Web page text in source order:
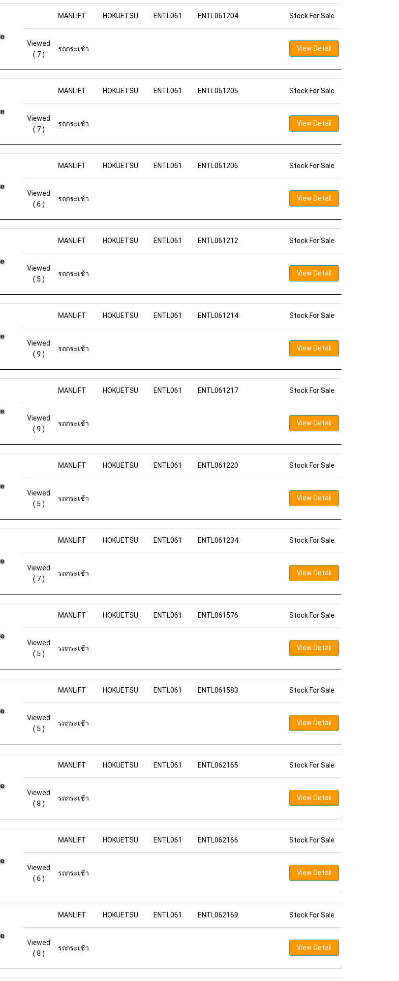
MANLIFT HOKUETSU ENTL061 ENTL061204 Stock For Sale
Viewed
( 7 )
รถกระเช้า View Detail
MANLIFT HOKUETSU ENTL061 ENTL061205 Stock For Sale
Viewed
( 7 )
รถกระเช้า View Detail
MANLIFT HOKUETSU ENTL061 ENTL061206 Stock For Sale
Viewed
( 6 )
รถกระเช้า View Detail
MANLIFT HOKUETSU ENTL061 ENTL061212 Stock For Sale
Viewed
( 5 )
รถกระเช้า View Detail
MANLIFT HOKUETSU ENTL061 ENTL061214 Stock For Sale
Viewed
( 9 )
รถกระเช้า View Detail
MANLIFT HOKUETSU ENTL061 ENTL061217 Stock For Sale
Viewed
( 9 )
รถกระเช้า View Detail
MANLIFT HOKUETSU ENTL061 ENTL061220 Stock For Sale
Viewed
( 5 )
รถกระเช้า View Detail
MANLIFT HOKUETSU ENTL061 ENTL061234 Stock For Sale
Viewed
( 7 )
รถกระเช้า View Detail
MANLIFT HOKUETSU ENTL061 ENTL061576 Stock For Sale
Viewed
( 5 )
รถกระเช้า View Detail
MANLIFT HOKUETSU ENTL061 ENTL061583 Stock For Sale
Viewed
( 5 )
รถกระเช้า View Detail
MANLIFT HOKUETSU ENTL061 ENTL062165 Stock For Sale
Viewed
( 8 )
รถกระเช้า View Detail
MANLIFT HOKUETSU ENTL061 ENTL062166 Stock For Sale
Viewed
( 6 )
รถกระเช้า View Detail
MANLIFT HOKUETSU ENTL061 ENTL062169 Stock For Sale
Viewed
( 8 )
รถกระเช้า View Detail